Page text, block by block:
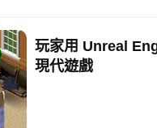
玩家用 Unreal
現代遊戲